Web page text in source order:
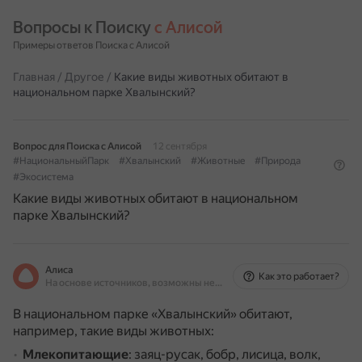
Вопросы к Поиску с Алисой
Примеры ответов Поиска с Алисой
Главная / Другое / Какие виды животных обитают в
национальном парке Хвалынский?
Вопрос для Поиска с Алисой
12 сентября
#НациональныйПарк
#Хвалынский #Животные
#Природа
#Экосистема
Какие виды животных обитают в национальном
парке Хвалынский?
Алиса
На основе источников, возможны неточности
Как это работает?
В национальном парке «Хвалынский» обитают,
например, такие виды животных:
Млекопитающие: заяц-русак, бобр, лисица, волк,